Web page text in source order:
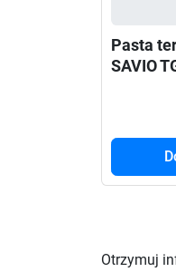
Pasta
SAVIO
Otrzymuj